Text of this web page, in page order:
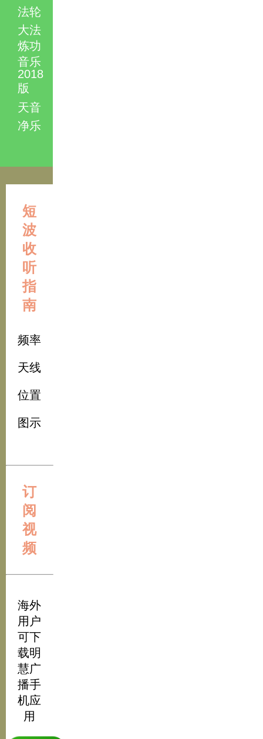
法轮
大法
炼功
音乐
2018
版
天音
净乐
短
波
收
听
指
南
频率
天线
位置
图示
订
阅
视
频
海外
用户
可下
载明
慧广
播手
机应
用